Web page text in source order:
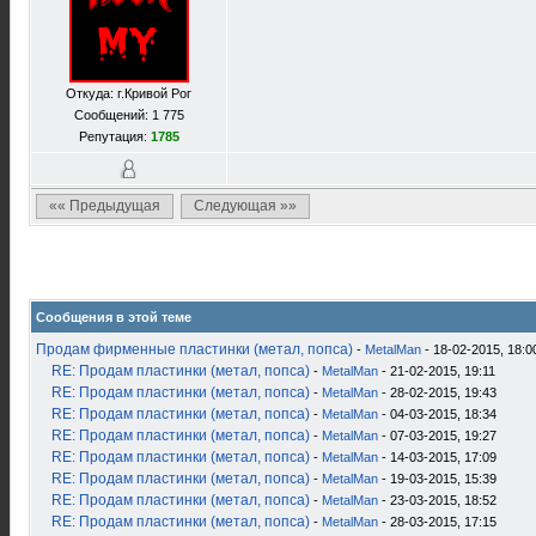
Откуда: г.Кривой Рог
Сообщений: 1 775
Репутация: 1785
«« Предыдущая Следующая »»
Сообщения в этой теме
Продам фирменные пластинки (метал, попса) - MetalMan - 18-02-2015,
RE: Продам пластинки (метал, попса) - MetalMan - 21-02-2015, 19:11
RE: Продам пластинки (метал, попса) - MetalMan - 28-02-2015, 19:43
RE: Продам пластинки (метал, попса) - MetalMan - 04-03-2015, 18:34
RE: Продам пластинки (метал, попса) - MetalMan - 07-03-2015, 19:27
RE: Продам пластинки (метал, попса) - MetalMan - 14-03-2015, 17:09
RE: Продам пластинки (метал, попса) - MetalMan - 19-03-2015, 15:39
RE: Продам пластинки (метал, попса) - MetalMan - 23-03-2015, 18:52
RE: Продам пластинки (метал, попса) - MetalMan - 28-03-2015, 17:15